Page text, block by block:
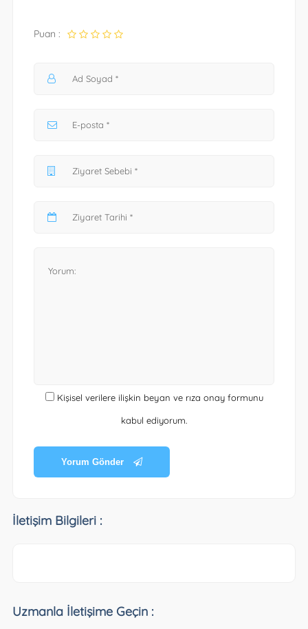
Puan :
Kişisel verilere ilişkin beyan ve rıza onay formunu
kabul ediyorum.
Yorum Gönder
İletişim Bilgileri :
Uzmanla İletişime Geçin :